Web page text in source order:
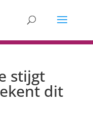
stijgt
dit